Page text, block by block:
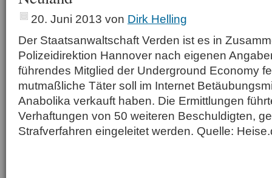
20. Juni 2013 von Dirk Helling
Der Staatsanwaltschaft Verden ist es in
Polizeidirektion Hannover nach eigenen
führendes Mitglied der Underground Economy
mutmaßliche Täter soll im Internet
Anabolika verkauft haben. Die Ermittlungen
Verhaftungen von 50 weiteren Beschuldigten,
Strafverfahren eingeleitet werden. Quelle: